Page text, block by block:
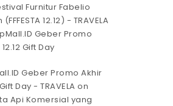
Furnitur Fabelio
12.12) - TRAVELA
Geber Promo
Gift Day
Geber Promo Akhir
Day - TRAVELA on
Api Komersial yang